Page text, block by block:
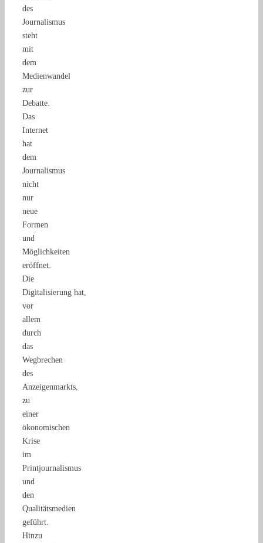
des
Journalismus
steht
mit
dem
Medienwandel
zur
Debatte.
Das
Internet
hat
dem
Journalismus
nicht
nur
neue
Formen
und
Möglichkeiten
eröffnet.
Die
Digitalisierung hat,
vor
allem
durch
das
Wegbrechen
des
Anzeigenmarkts,
zu
einer
ökonomischen
Krise
im
Printjournalismus
und
den
Qualitätsmedien
geführt.
Hinzu